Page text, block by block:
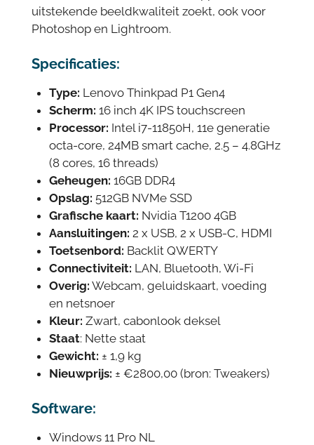
uitstekende beeldkwaliteit zoekt, ook voor
Photoshop en Lightroom.
Specificaties:
Type: Lenovo Thinkpad P1 Gen4
Scherm: 16 inch 4K IPS touchscreen
Processor: Intel i7-11850H, 11e generatie
octa-core, 24MB smart cache, 2.5 – 4.8GHz
(8 cores, 16 threads)
Geheugen: 16GB DDR4
Opslag: 512GB NVMe SSD
Grafische kaart: Nvidia T1200 4GB
Aansluitingen: 2 x USB, 2 x USB-C, HDMI
Toetsenbord: Backlit QWERTY
Connectiviteit: LAN, Bluetooth, Wi-Fi
Overig: Webcam, geluidskaart, voeding
en netsnoer
Kleur: Zwart, cabonlook deksel
Staat: Nette staat
Gewicht: ± 1,9 kg
Nieuwprijs: ± €2800,00 (bron: Tweakers)
Software:
Windows 11 Pro NL